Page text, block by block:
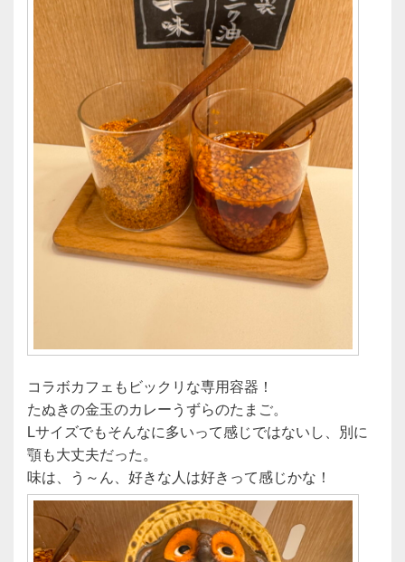
コラボカフェもビックリな専用容器！
たぬきの金玉のカレーうずらのたまご。
Lサイズでもそんなに多いって感じではないし、別に
顎も大丈夫だった。
味は、う～ん、好きな人は好きって感じかな！